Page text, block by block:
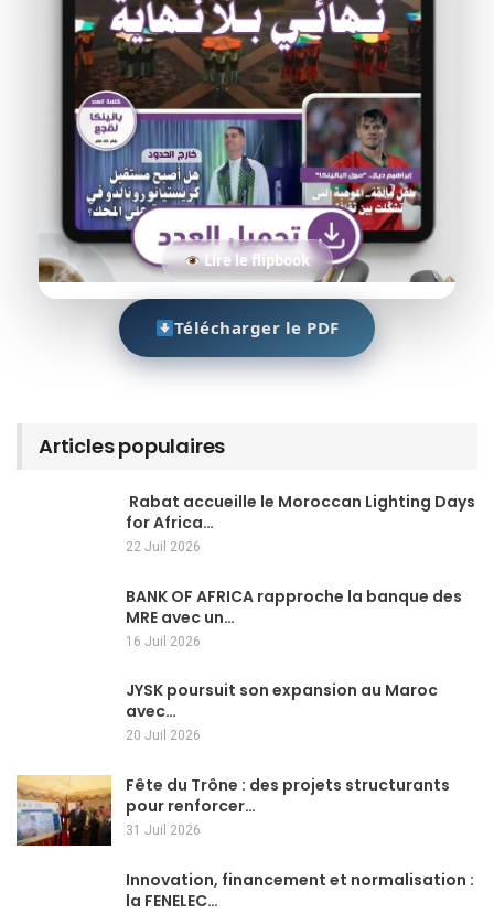
Lire le flipbook
Télécharger le PDF
Articles populaires
Rabat accueille le Moroccan Lighting Days
for Africa…
22 Juil 2026
BANK OF AFRICA rapproche la banque des
MRE avec un…
16 Juil 2026
JYSK poursuit son expansion au Maroc
avec…
20 Juil 2026
Fête du Trône : des projets structurants
pour renforcer…
31 Juil 2026
Innovation, financement et normalisation :
la FENELEC…